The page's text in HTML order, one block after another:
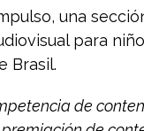
una
para
Brasil.
de